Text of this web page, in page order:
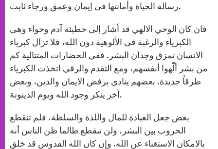
رسالة الحياة وأمانتها فى إيمان وعمق ورجاء ثابت.
فان كان الوحي الالهي قد أشار إلى خطيئة آدم وحواء وهى
الكبرياء والرغبة فى الألوهية دون الله، فلا تزال كبرياء
الانسان تمزق وجدان البشر. ففي الحضارات المتتالية كم
من بشر ألّهوا أنفسهم، ومع التقدم والرقي اتخذت الكبرياء
طرقاً جديدة. بعضهم ينادي برفض الايمان والدين، وبعض
آخر ينكر وجود الله ويوم الدينونة.
بعض جعل العبادة للمال واللذة والسلطة، فلم تنقطع
الحروب بين البشر، ولن تنقطع طالما ظن الناس أنه
بالامكان الاستغناء عن الله. وإن كان الله القدوس قد خلق